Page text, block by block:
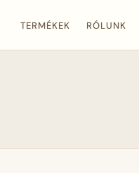
TERMÉKEK RÓLUNK